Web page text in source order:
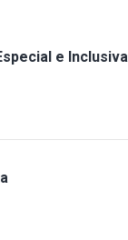
e Inclusiva